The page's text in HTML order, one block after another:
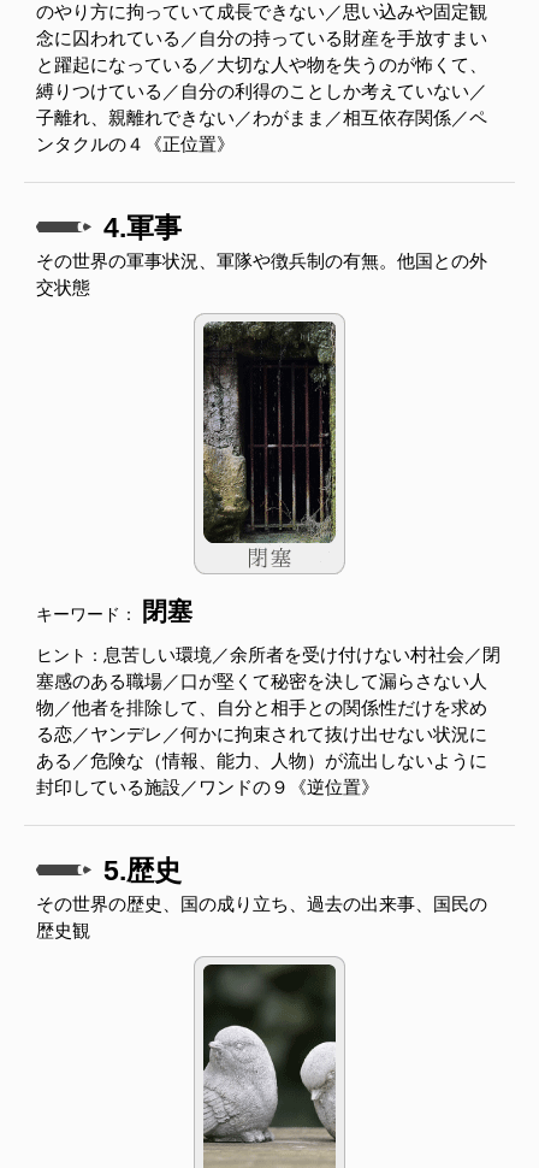
のやり方に拘っていて成長できない／思い込みや固定観
念に囚われている／自分の持っている財産を手放すまい
と躍起になっている／大切な人や物を失うのが怖くて、
縛りつけている／自分の利得のことしか考えていない／
子離れ、親離れできない／わがまま／相互依存関係／ペ
ンタクルの４《正位置》
4.軍事
その世界の軍事状況、軍隊や徴兵制の有無。他国との外
交状態
キーワード： 閉塞
ヒント： 息苦しい環境／余所者を受け付けない村社会／閉
塞感のある職場／口が堅くて秘密を決して漏らさない人
物／他者を排除して、自分と相手との関係性だけを求め
る恋／ヤンデレ／何かに拘束されて抜け出せない状況に
ある／危険な（情報、能力、人物）が流出しないように
封印している施設／ワンドの９《逆位置》
5.歴史
その世界の歴史、国の成り立ち、過去の出来事、国民の
歴史観